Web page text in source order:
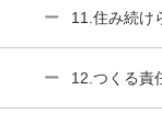
11.住み続け
12.つくる責